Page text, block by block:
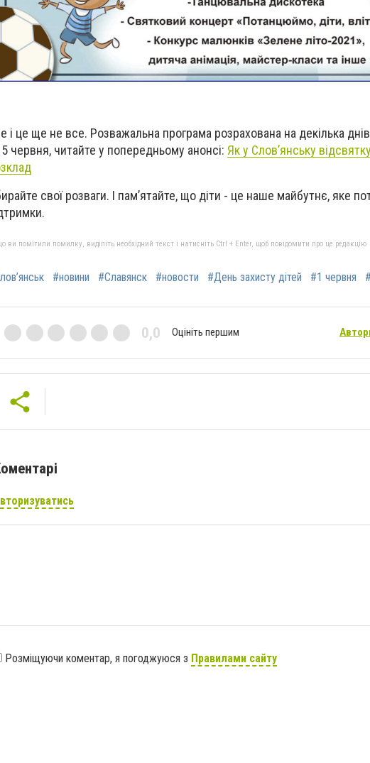
і це ще не все. Розважальна програма розрахована на декілька
червня, читайте у попередньому анонсі: Як у Слов’янську
свої розваги. І пам’ятайте, що діти - це наше майбутнє, яке
ви помітили помилку, виділіть необхідний текст і натисніть Ctrl + Enter, щоб повідомити про це редакцію
#новини #Славянск #новости #День захисту дітей #1 червня
0,0 Оцініть першим
Розміщуючи коментар, я погоджуюся з Правилами сайту